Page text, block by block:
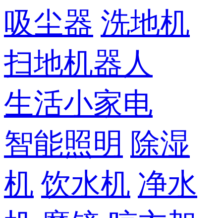
吸尘器 洗地机
扫地机器人
生活小家电
智能照明 除湿
机 饮水机 净水